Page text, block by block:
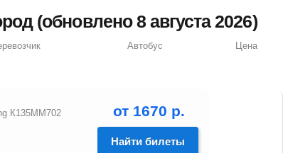
(обновлено 8 августа 2026)
Автобус Цена
К135ММ702 от 1670 р.
Найти билеты